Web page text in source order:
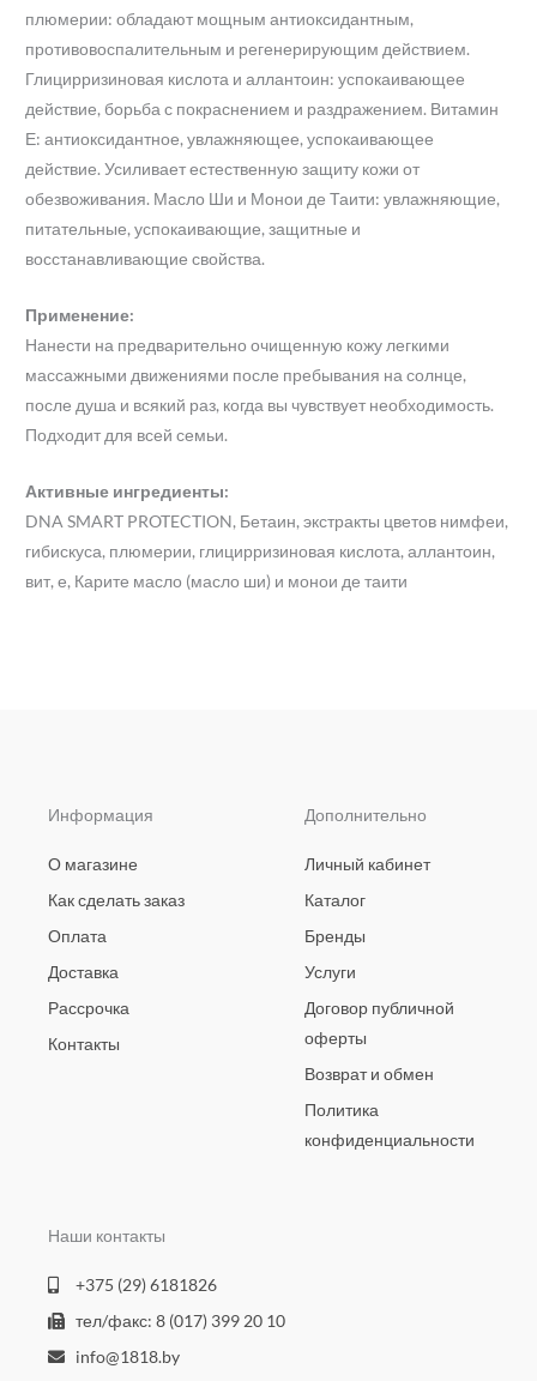
плюмерии: обладают мощным антиоксидантным,
противовоспалительным и регенерирующим действием.
Глицирризиновая кислота и аллантоин: успокаивающее
действие, борьба с покраснением и раздражением. Витамин
Е: антиоксидантное, увлажняющее, успокаивающее
действие. Усиливает естественную защиту кожи от
обезвоживания. Масло Ши и Монои де Таити: увлажняющие,
питательные, успокаивающие, защитные и
восстанавливающие свойства.
Применение:
Нанести на предварительно очищенную кожу легкими
массажными движениями после пребывания на солнце,
после душа и всякий раз, когда вы чувствует необходимость.
Подходит для всей семьи.
Активные ингредиенты:
DNA SMART PROTECTION, Бетаин, экстракты цветов нимфеи,
гибискуса, плюмерии, глицирризиновая кислота, аллантоин,
вит, е, Карите масло (масло ши) и монои де таити
Информация
О магазине
Как сделать заказ
Оплата
Доставка
Рассрочка
Контакты
Дополнительно
Личный кабинет
Каталог
Бренды
Услуги
Договор публичной
оферты
Возврат и обмен
Политика
конфиденциальности
Наши контакты
+375 (29) 6181826
тел/факс: 8 (017) 399 20 10
info@1818.by